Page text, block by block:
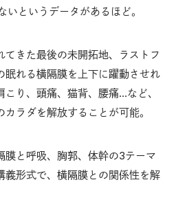
というデータがあるほど。
てきた最後の未開拓地、ラストフ
眠れる横隔膜を上下に躍動させれ
り、頭痛、猫背、腰痛…など、
ラダを解放することが可能。
膜と呼吸、胸郭、体幹の3テーマ
義形式で、横隔膜との関係性を解